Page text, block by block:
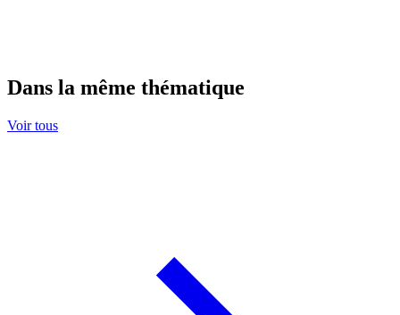
Dans la même thématique
Voir tous